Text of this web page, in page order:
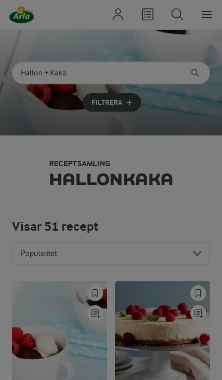
Sök på kategori eller ingrediens
Skriv in sökord för att få förslag
FILTRERA
RECEPTSAMLING
HALLONKAKA
Visar51 recept
Popularitet